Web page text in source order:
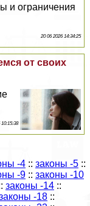
и ограничения
20 06 2026 14:34:25
от своих
10:15:38
-4 :: законы -5 ::
-9 :: законы -10
законы -14 ::
-18 ::